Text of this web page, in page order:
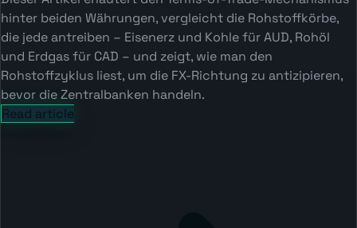
hinter beiden Währungen, vergleicht die Rohstoffkörbe,
die jede antreiben – Eisenerz und Kohle für AUD, Rohöl
und Erdgas für CAD – und zeigt, wie man den
Rohstoffzyklus liest, um die FX-Richtung zu antizipieren,
bevor die Zentralbanken handeln.
Read article